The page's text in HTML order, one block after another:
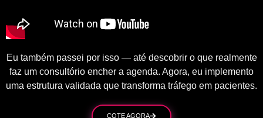
Eu também passei por isso — até descobrir o que realmente
faz um consultório encher a agenda. Agora, eu implemento
uma estrutura validada que transforma tráfego em pacientes.
COTE AGORA